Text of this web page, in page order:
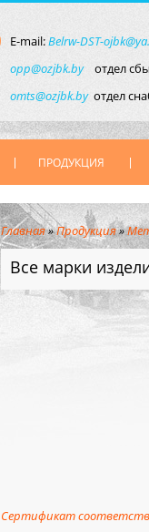
E-mail:Belrw-DST-
opp@ozjbk.byотдел
omts@ozjbk.byотдел
ПРОДУКЦИЯ
Главная»Продукция»
Все марки
Сертификат